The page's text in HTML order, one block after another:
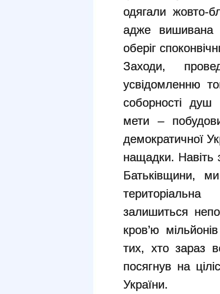
одягали жовто-
адже вишивана
оберіг
Заходи,
усвідомленню
соборності
мети –
демократичної
нащадки. Навіть
Батьківщини,
залишиться
кров’ю
тих, хто зараз
посягнув на
України.